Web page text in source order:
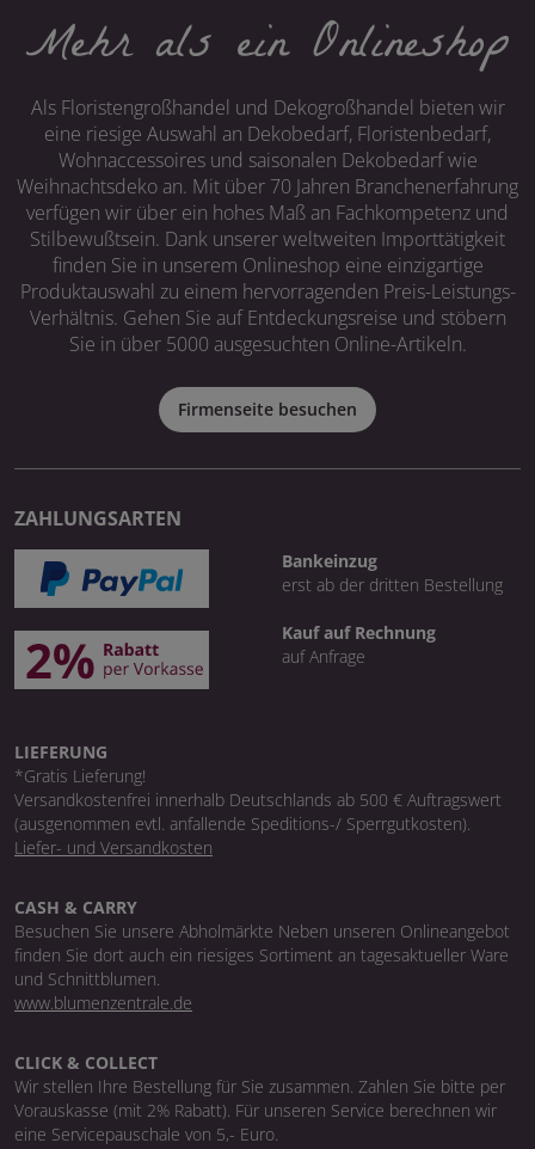
Mehr als ein Onlineshop
Als Floristengroßhandel und Dekogroßhandel bieten wir
eine riesige Auswahl an Dekobedarf, Floristenbedarf,
Wohnaccessoires und saisonalen Dekobedarf wie
Weihnachtsdeko an. Mit über 70 Jahren Branchenerfahrung
verfügen wir über ein hohes Maß an Fachkompetenz und
Stilbewußtsein. Dank unserer weltweiten Importtätigkeit
finden Sie in unserem Onlineshop eine einzigartige
Produktauswahl zu einem hervorragenden Preis-Leistungs-
Verhältnis. Gehen Sie auf Entdeckungsreise und stöbern
Sie in über 5000 ausgesuchten Online-Artikeln.
Firmenseite besuchen
ZAHLUNGSARTEN
Bankeinzug
erst ab der dritten Bestellung
Kauf auf Rechnung
auf Anfrage
LIEFERUNG
*Gratis Lieferung!
Versandkostenfrei innerhalb Deutschlands ab 500 € Auftragswert
(ausgenommen evtl. anfallende Speditions-/ Sperrgutkosten).
Liefer- und Versandkosten
CASH & CARRY
Besuchen Sie unsere Abholmärkte Neben unseren Onlineangebot
finden Sie dort auch ein riesiges Sortiment an tagesaktueller Ware
und Schnittblumen.
www.blumenzentrale.de
CLICK & COLLECT
Wir stellen Ihre Bestellung für Sie zusammen. Zahlen Sie bitte per
Vorauskasse (mit 2% Rabatt). Für unseren Service berechnen wir
eine Servicepauschale von 5,- Euro.